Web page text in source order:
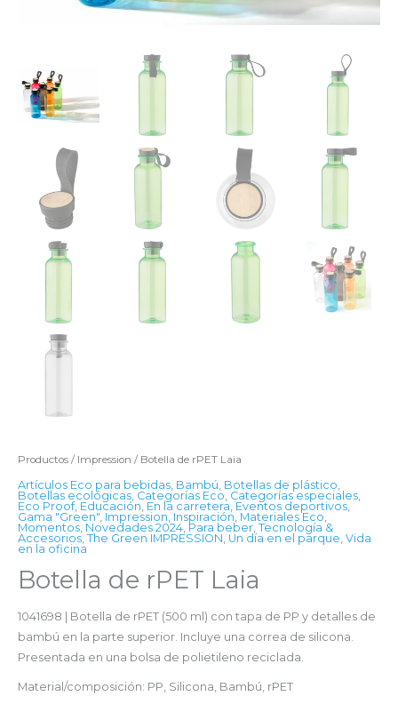
Productos / Impression / Botella de rPET Laia
Artículos Eco para bebidas Bambú Botellas de plástico
Botellas ecológicas Categorías Eco Categorías especiales
Eco Proof, Educación En la carretera Eventos deportivos
Gama "Green" Impression Inspiración Materiales Eco
Momentos Novedades 2024 Para beber Tecnología &
Accesorios The Green IMPRESSION Un día en el parque Vida
en la oficina
Botella de rPET Laia
1041698 | Botella de rPET (500 ml) con tapa de PP y detalles de
bambú en la parte superior. Incluye una correa de silicona.
Presentada en una bolsa de polietileno reciclada.
Material/composición: PP, Silicona, Bambú, rPET